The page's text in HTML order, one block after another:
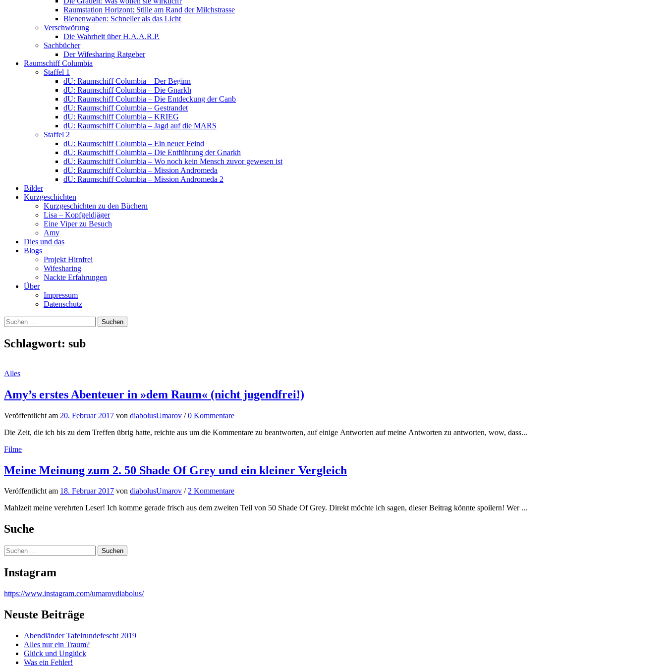
Raumstation Horizont: Stille am Rand der Milchstrasse
Bienenwaben: Schneller als das Licht
Verschwörung
Die Wahrheit über H.A.A.R.P.
Sachbücher
Der Wifesharing Ratgeber
Raumschiff Columbia
Staffel 1
dU: Raumschiff Columbia – Der Beginn
dU: Raumschiff Columbia – Die Gnarkh
dU: Raumschiff Columbia – Die Entdeckung der Canb
dU: Raumschiff Columbia – Gestrandet
dU: Raumschiff Columbia – KRIEG
dU: Raumschiff Columbia – Jagd auf die MARS
Staffel 2
dU: Raumschiff Columbia – Ein neuer Feind
dU: Raumschiff Columbia – Die Entführung der Gnarkh
dU: Raumschiff Columbia – Wo noch kein Mensch zuvor gewesen ist
dU: Raumschiff Columbia – Mission Andromeda
dU: Raumschiff Columbia – Mission Andromeda 2
Bilder
Kurzgeschichten
Kurzgeschichten zu den Büchern
Lisa – Kopfgeldjäger
Eine Viper zu Besuch
Amy
Dies und das
Blogs
Projekt Hirnfrei
Wifesharing
Nackte Erfahrungen
Über
Impressum
Datenschutz
Suchen
nach:
Schlagwort: sub
Alles
Amy’s erstes Abenteuer in »dem Raum« (nicht jugendfrei!)
Veröffentlicht am 20. Februar 2017 von diabolusUmarov /0 Kommentare
Die Zeit, die ich bis zu dem Treffen übrig hatte, reichte aus um die Kommentare zu beantworten, auf einige Antworten auf meine Antworten zu antworten, wow, dass...
Filme
Meine Meinung zum 2. 50 Shade Of Grey und ein kleiner Vergleich
Veröffentlichtam 18. Februar 2017 von diabolusUmarov /2 Kommentare
Mahlzeit meine verehrten Leser! Ich komme gerade frisch aus dem zweiten Teil von 50 Shade Of Grey. Direkt möchte ich sagen, dieser Beitrag könnte spoilern! Wer ...
Suche
Suchen
nach:
Instagram
https://www.instagram.com/umarovdiabolus/
Neuste Beiträge
Abendländer Tafelrundefescht 2019
Alles nur ein Traum?
Glück und Unglück
Was ein Fehler!